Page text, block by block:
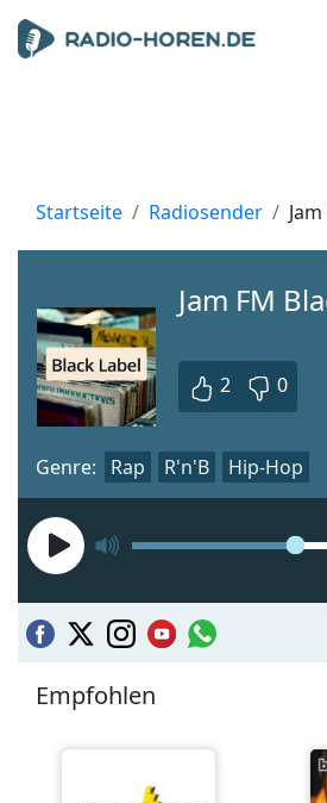
Startseite Radiosender
Jam FM
2 0
Genre: Rap R'n'B Hip-Hop
Empfohlen